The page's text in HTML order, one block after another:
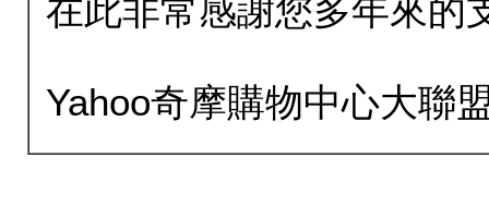
在此非常感謝您多年來的
Yahoo奇摩購物中心大